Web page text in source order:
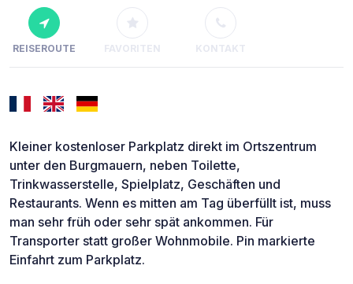
REISEROUTE FAVORITEN KONTAKT
Kleiner kostenloser Parkplatz direkt im Ortszentrum
unter den Burgmauern, neben Toilette,
Trinkwasserstelle, Spielplatz, Geschäften und
Restaurants. Wenn es mitten am Tag überfüllt ist, muss
man sehr früh oder sehr spät ankommen. Für
Transporter statt großer Wohnmobile. Pin markierte
Einfahrt zum Parkplatz.